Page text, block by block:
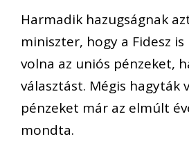
Harmadik hazugságnak
miniszter, hogy a Fidesz
volna az uniós pénzeket,
választást. Mégis hagyták
pénzeket már az elmúlt
mondta.